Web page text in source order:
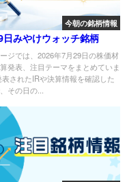
今朝の銘柄情報
日みやけウォッチ銘柄
ジでは、2026年7月29日の株価材
発表、注目テーマをまとめていま
されたIRや決算情報を確認した
その日の...